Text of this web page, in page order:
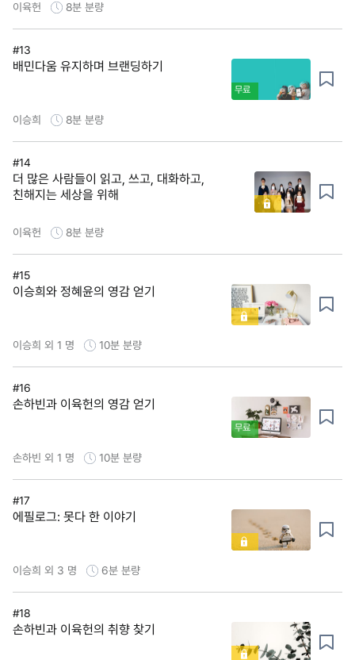
이육헌 8분 분량
#13
배민다움 유지하며 브랜딩하기
무료
이승희 8분 분량
#14
더 많은 사람들이 읽고, 쓰고, 대화하고,
친해지는 세상을 위해
이육헌 8분 분량
#15
이승희와 정혜윤의 영감 얻기
이승희 외 1 명 10분 분량
#16
손하빈과 이육헌의 영감 얻기
무료
손하빈 외 1 명 10분 분량
#17
에필로그: 못다 한 이야기
이승희 외 3 명 6분 분량
#18
손하빈과 이육헌의 취향 찾기